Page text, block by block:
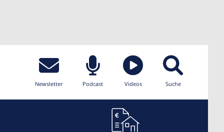
Newsletter Podcast Videos Suche